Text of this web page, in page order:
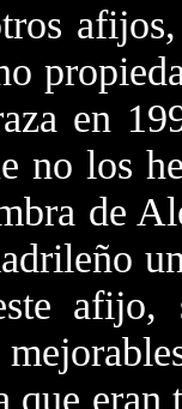
en
no los
de
afijo,
que eran